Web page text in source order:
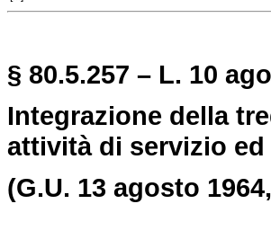
§ 80.5.257 – L. 10
Integrazione della
attività di servizio ed
(G.U. 13 agosto